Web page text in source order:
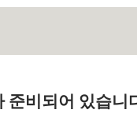
비되어 있습니